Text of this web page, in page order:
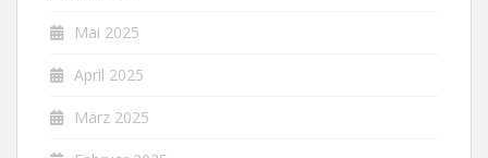
Mai 2025
April 2025
März 2025